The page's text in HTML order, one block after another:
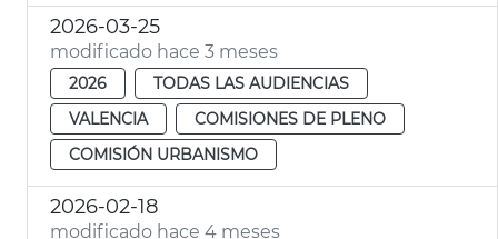
2026-03-25
modificado hace 3 meses
2026
TODAS LAS AUDIENCIAS
VALENCIA
COMISIONES DE PLENO
COMISIÓN URBANISMO
2026-02-18
modificado hace 4 meses